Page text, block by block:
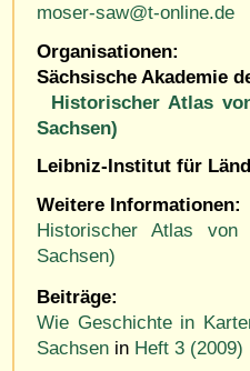
moser-saw@t-online.de
Organisationen:
Sächsische Akademie
Historischer Atlas
Sachsen)
Leibniz-Institut für
Weitere Informationen:
Historischer Atlas
Sachsen)
Beiträge:
Wie Geschichte in
Sachsen in Heft 3 (2009)